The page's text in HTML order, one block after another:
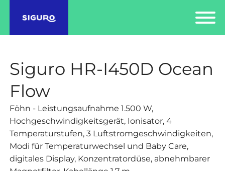
Siguro HR-I450D Ocean
Flow
Föhn - Leistungsaufnahme 1.500 W,
Hochgeschwindigkeitsgerät, Ionisator, 4
Temperaturstufen, 3 Luftstromgeschwindigkeiten,
Modi für Temperaturwechsel und Baby Care,
digitales Display, Konzentratordüse, abnehmbarer